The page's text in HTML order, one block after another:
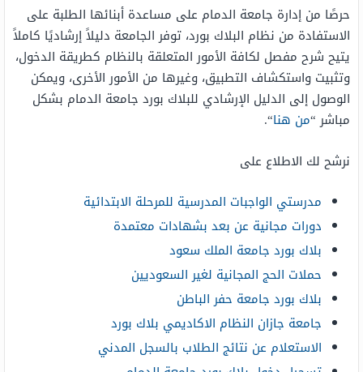
حرصًا من إدارة جامعة الدمام على مساعدة أبنائها الطلبة على
الاستفادة من نظام البلاك بورد، توفر الجامعة دليلاً إرشاديًا كاملاً
يتيح شرح مفصل لكافة الأمور المتعلقة بالنظام كطريقة الدخول،
وتثبيت واستكشاف التطبيق، وغيرها من الأمور الأخرى، ويمكن
الوصول إلى الدليل الإرشادي للبلاك بورد جامعة الدمام بشكل
مباشر “من هنا“.
نرشح لك الاطلاع على
مدرستي الواجبات المدرسية للمرحلة الابتدائية
دورات مجانية عن بعد بشهادات معتمدة
بلاك بورد جامعة الملك سعود
حملات الحج المجانية لغير السعوديين
بلاك بورد جامعة حفر الباطن
جامعة جازان النظام الاكاديمي بلاك بورد
الاستعلام عن نتائج الطلاب بالسجل المدني